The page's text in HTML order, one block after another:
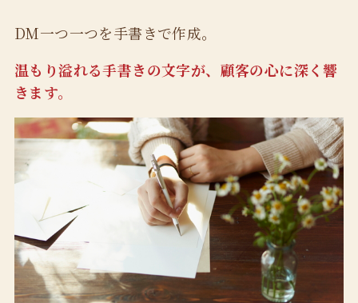
DM一つ一つを手書きで作成。
温もり溢れる手書きの文字が、顧客の心に深く響
きます。